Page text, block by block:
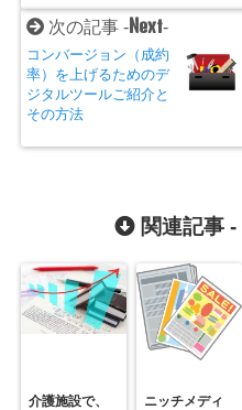
次の記事 -Next-
コンバージョン（成約
率）を上げるためのデ
ジタルツールご紹介と
その方法
関連記事 -
介護施設で、
ニッチメディ